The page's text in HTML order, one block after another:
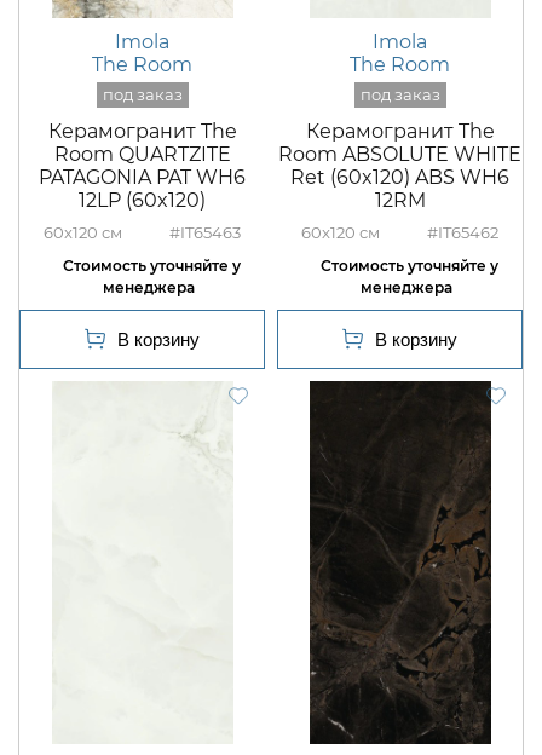
Imola
The Room
Керамогранит The
Room QUARTZITE
PATAGONIA PAT WH6
12LP (60x120)
60x120 #IT65463
Imola
The Room
Керамогранит The
Room ABSOLUTE WHITE
Ret (60x120) ABS WH6
12RM
60x120 #IT65462